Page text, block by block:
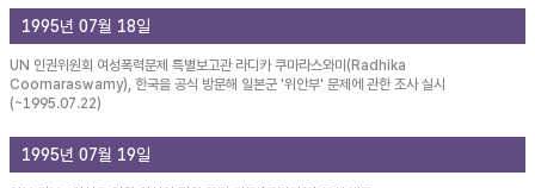
1995년 07월 18일
UN 인권위원회 여성폭력문제 특별보고관 라디카 쿠마라스와미(Radhika
Coomaraswamy), 한국을 공식 방문해 일본군 '위안부' 문제에 관한 조사 실시
(~1995.07.22)
1995년 07월 19일